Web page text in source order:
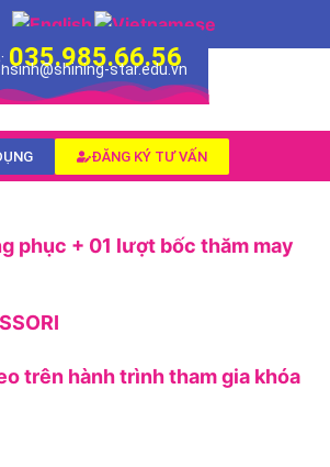
035.985.66.56
star.edu.vn
ĐĂNG KÝ TƯ VẤN
phục + 01 lượt bốc thăm may
trên hành trình tham gia khóa